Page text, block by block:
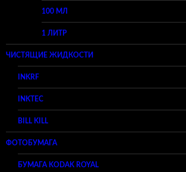
100 МЛ
1 ЛИТР
ЧИСТЯЩИЕ ЖИДКОСТИ
INKRF
INKTEC
BILL KILL
ФОТОБУМАГА
БУМАГА KODAK ROYAL